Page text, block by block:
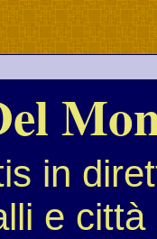
in
e città